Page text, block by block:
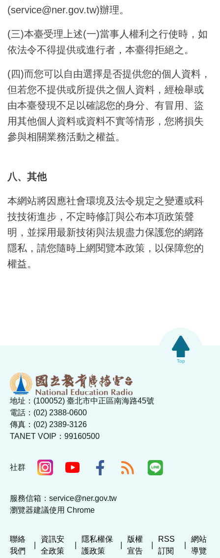
(service@ner.gov.tw)辦理。
(三)本臺受理上述(一)當事人權利之行使時，如
依法令不得提供或進行者，本臺得拒絕之。
(四)而您可以自由選擇是否提供您的個人資料，
但若您不提供或所提供之個人資料，經檢舉或
由本臺發現不足以確認您的身分、有冒用、盜
用其他個人資料或資料不實等情形，您將損失
參與相關業務活動之權益。
八、其他
本網站將因應社會環境及法令規定之變遷或科
技技術進步，不定時修訂與公布本項政策聲
明，並採用最新技術與法規盡力保護您的網路
隱私，請您隨時上網閱覽本政策，以保障您的
權益。
地址：(100052) 臺北市中正區南海路45號
電話：(02) 2388-0600
傳真：(02) 2389-3126
TANET VOIP：99160500
社群
服務信箱：service@ner.gov.tw
瀏覽器建議使用 Chrome
聯絡
我們
資訊安
全政策
隱私權保
護政策
版權
宣告
RSS
訂閱
網站
導覽
Top